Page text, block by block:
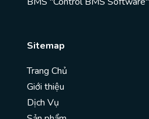
Sitemap
Trang Chủ
Giới thiệu
Dịch Vụ